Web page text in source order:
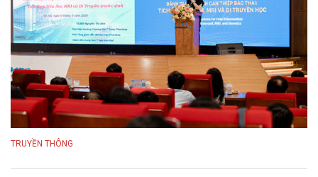
TRUYỀN THÔNG